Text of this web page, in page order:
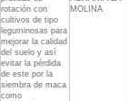
rotación con
cultivos de tipo
leguminosas para
mejorar la calidad
del suelo y así
evitar la pérdida
de este por la
siembra de maca
como
MOLINA